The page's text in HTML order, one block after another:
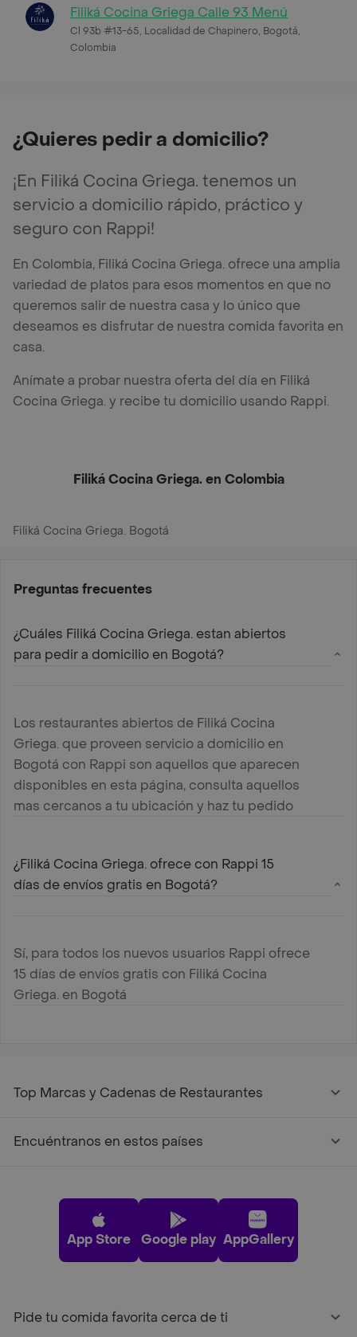
Filiká Cocina Griega Calle 93 Menú
Cl 93b #13-65, Localidad de Chapinero, Bogotá,
Colombia
¿Quieres pedir a domicilio?
¡En Filiká Cocina Griega. tenemos un
servicio a domicilio rápido, práctico y
seguro con Rappi!
En Colombia, Filiká Cocina Griega. ofrece una amplia
variedad de platos para esos momentos en que no
queremos salir de nuestra casa y lo único que
deseamos es disfrutar de nuestra comida favorita en
casa.
Anímate a probar nuestra oferta del día en Filiká
Cocina Griega. y recibe tu domicilio usando Rappi.
Filiká Cocina Griega. en Colombia
Filiká Cocina Griega. Bogotá
Preguntas frecuentes
¿Cuáles Filiká Cocina Griega. estan abiertos
para pedir a domicilio en Bogotá?
Los restaurantes abiertos de Filiká Cocina
Griega. que proveen servicio a domicilio en
Bogotá con Rappi son aquellos que aparecen
disponibles en esta página, consulta aquellos
mas cercanos a tu ubicación y haz tu pedido
¿Filiká Cocina Griega. ofrece con Rappi 15
días de envíos gratis en Bogotá?
Sí, para todos los nuevos usuarios Rappi ofrece
15 días de envíos gratis con Filiká Cocina
Griega. en Bogotá
Top Marcas y Cadenas de Restaurantes
Encuéntranos en estos países
App Store Google play AppGallery
Pide tu comida favorita cerca de ti